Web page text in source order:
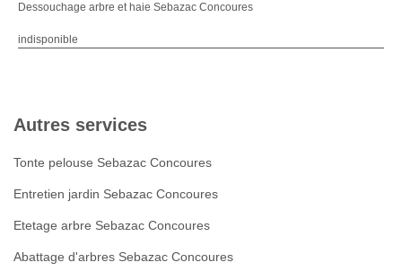
Dessouchage arbre et haie Sebazac Concoures
indisponible
Autres services
Tonte pelouse Sebazac Concoures
Entretien jardin Sebazac Concoures
Etetage arbre Sebazac Concoures
Abattage d'arbres Sebazac Concoures